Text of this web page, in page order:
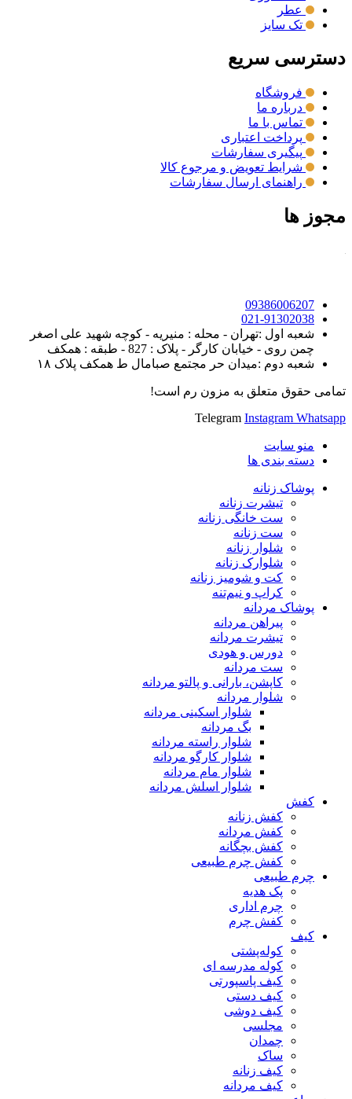
عطر
تک سایز
دسترسی سریع
فروشگاه
درباره ما
تماس با ما
پرداخت اعتباری
پیگیری سفارشات
شرایط تعویض و مرجوع کالا
راهنمای ارسال سفارشات
مجوز ها
09386006207
021-91302038
شعبه اول :تهران - محله : منیریه - کوچه شهید علی اصغر
چمن روی - خیابان کارگر - پلاک : 827 - طبقه : همکف
شعبه دوم :میدان حر مجتمع صبامال ط همکف پلاک ۱۸
تمامی حقوق متعلق به مزون رم است!
Telegram Instagram Whatsapp
منو سایت
دسته بندی ها
پوشاک زنانه
تیشرت زنانه
ست خانگی زنانه
ست زنانه
شلوار زنانه
شلوارک زنانه
کت و شومیز زنانه
کراپ و نیم‌تنه
پوشاک مردانه
پیراهن مردانه
تیشرت مردانه
دورس و هودی
ست مردانه
کاپشن، بارانی و پالتو مردانه
شلوار مردانه
شلوار اسکینی مردانه
بگ مردانه
شلوار راسته مردانه
شلوار کارگو مردانه
شلوار مام مردانه
شلوار اسلش مردانه
کفش
کفش زنانه
کفش مردانه
کفش بچگانه
کفش چرم طبیعی
چرم طبیعی
پک هدیه
چرم اداری
کفش چرم
کیف
کوله‌پشتی
کوله مدرسه ای
کیف پاسپورتی
کیف دستی
کیف دوشی
مجلسی
چمدان
ساک
کیف زنانه
کیف مردانه